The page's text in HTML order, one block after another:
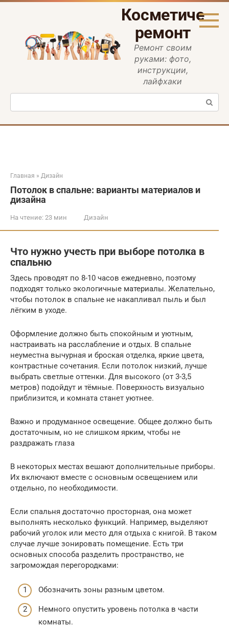
Перейти
ремонт
Ремонт своим
руками: фото,
инструкции,
лайфхаки
Поиск:
Главная » Дизайн
Потолок в спальне: варианты материалов и
дизайна
На чтение: 23 мин Дизайн
Что нужно учесть при выборе потолка в
спальню
Здесь проводят по 8-10 часов ежедневно, поэтому
подходят только экологичные материалы. Желательно,
чтобы потолок в спальне не накапливал пыль и был
лёгким в уходе.
Оформление должно быть спокойным и уютным,
настраивать на расслабление и отдых. В спальне
неуместна вычурная и броская отделка, яркие цвета,
контрастные сочетания. Если потолок низкий, лучше
выбрать светлые оттенки. Для высокого (от 3-3,5
метров) подойдут и тёмные. Поверхность визуально
приблизится, и комната станет уютнее.
Важно и продуманное освещение. Общее должно быть
достаточным, но не слишком ярким, чтобы не
раздражать глаза
В некоторых местах вешают дополнительные приборы.
Их включают вместе с основным освещением или
отдельно, по необходимости.
Если спальня достаточно просторная, она может
выполнять несколько функций. Например, выделяют
рабочий уголок или место для отдыха с книгой. В таком
случае лучше зонировать помещение. Есть три
основных способа разделить пространство, не
загромождая перегородками:
Обозначить зоны разным цветом.
Немного опустить уровень потолка в части
комнаты.